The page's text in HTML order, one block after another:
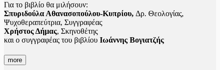
Για το βιβλίο θα μιλήσουν:
Σπυριδούλα Αθανασοπούλου-Κυπρίου, Δρ. Θεολογίας,
Ψυχοθεραπεύτρια, Συγγραφέας
Χρήστος Δήμας, Σκηνοθέτης
και ο συγγραφέας του βιβλίου Ιωάννης Βογιατζής
more